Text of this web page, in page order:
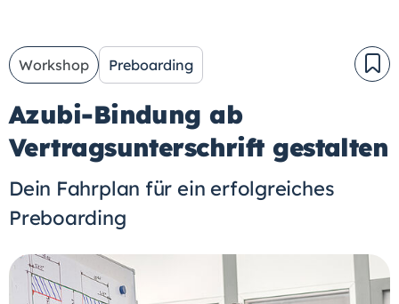
Workshop Preboarding
Azubi-Bindung ab
Vertragsunterschrift gestalten
Dein Fahrplan für ein erfolgreiches
Preboarding